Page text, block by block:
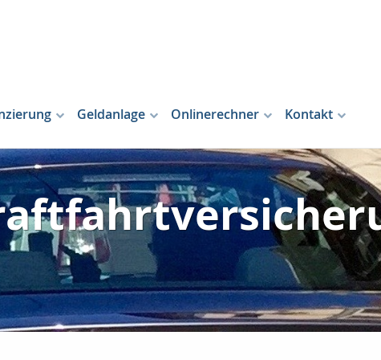
Geldanlage Onlinerechner Kontakt